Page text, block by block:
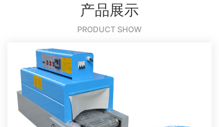
产品展示
PRODUCT SHOW